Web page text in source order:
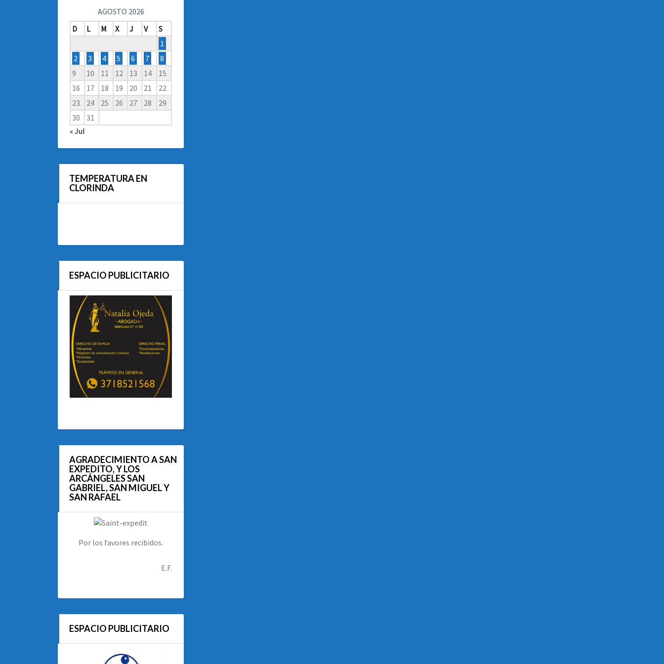
AGOSTO 2026
D
L M X J V
S
1
2
3 4 5 6 7
8
9
10 11 12 13 14
15
16
17 18 19 20 21
22
23
24 25 26 27 28
29
30
31
« Jul
TEMPERATURA EN
CLORINDA
ESPACIO PUBLICITARIO
AGRADECIMIENTO A SAN
EXPEDITO, Y LOS
ARCÁNGELES SAN
GABRIEL, SAN MIGUEL Y
SAN RAFAEL
Por los favores recibidos.
E.F.
ESPACIO PUBLICITARIO